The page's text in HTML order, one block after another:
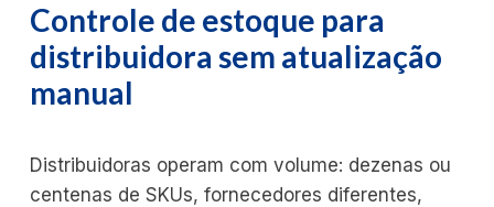
Controle de estoque para
distribuidora sem atualização
manual
Distribuidoras operam com volume: dezenas ou
centenas de SKUs, fornecedores diferentes,